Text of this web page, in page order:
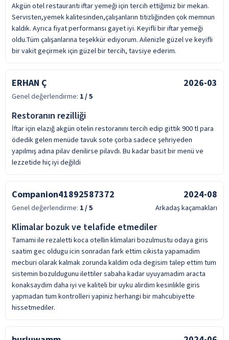
Akgün otel restaurantı iftar yemeği için tercih ettiğimiz bir mekan.
Servisten,yemek kalitesinden,çalışanların titizliğinden çok memnun
kaldık. Ayrıca fiyat performansı gayet iyi. Keyifli bir iftar yemeği
oldu.Tüm çalışanlarına teşekkür ediyorum. Ailenizle güzel ve keyifli
bir vakit geçirmek için güzel bir tercih, tavsiye ederim.
ERHAN Ç 2026-03
Genel değerlendirme: 1/ 5
Restoranın rezilliği
İftar için elazığ akgün otelin restoranını tercih edip gittik 900 tl para
ödedik gelen menüde tavuk sote çorba sadece şehriyeden
yapılmış adına pilav denilirse pilavdı. Bu kadar basit bir menü ve
lezzetide hiç iyi değildi
Companion41892587372 2024-08
Genel değerlendirme: 1/ 5 Arkadaş kaçamakları
Klimalar bozuk ve telafide etmediler
Tamami ile rezaletti koca otellin klimalari bozulmustu odaya giris
saatim gec oldugu icin sonradan fark ettim cikista yapamadim
mecburi olarak kalmak zorunda kaldim oda degisim talep ettim tum
sistemin bozuldugunu ilettiler sabaha kadar uyuyamadim aracta
konaksaydim daha iyi ve kaliteli bir uyku alirdim kesinlikle giris
yapmadan tum kontrolleri yapiniz herhangi bir mahcubiyette
hissetmediler.